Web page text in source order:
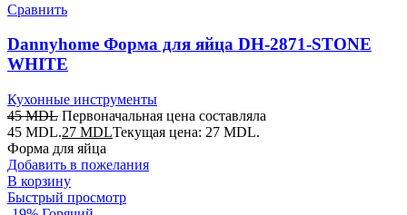
Сравнить
Dannyhome Форма для яйца DH-2871-STONE
WHITE
Кухонные инструменты
45MDL Первоначальная цена составляла
45 MDL.27 MDLТекущая цена: 27 MDL.
Форма для яйца
Добавить в пожелания
В корзину
Быстрый просмотр